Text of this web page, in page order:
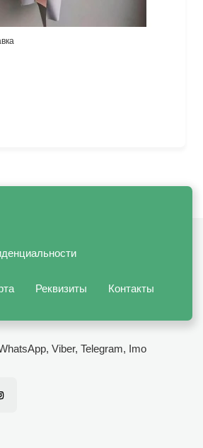
Реквизиты Контакты
Viber, Telegram, Imo